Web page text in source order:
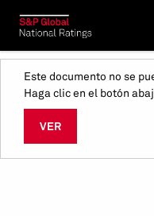
Este documento no se
Haga clic en el botón
VER